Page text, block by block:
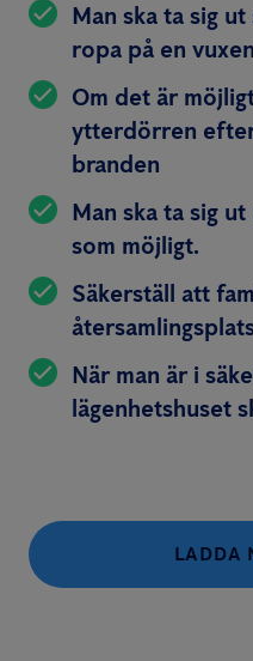
Man ska ta sig
ropa på en vuxen
Om det är
ytterdörren
branden
Man ska ta sig
som möjligt.
Säkerställ att
När man är i
lägenhetshuset
LADDA